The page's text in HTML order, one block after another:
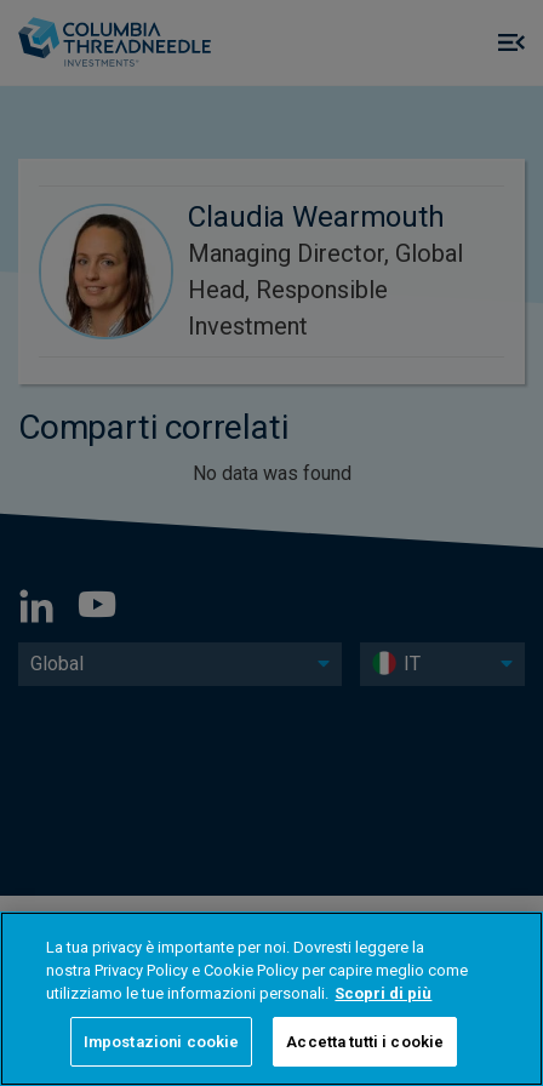
Claudia Wearmouth
Managing Director, Global
Head, Responsible
Investment
Comparti correlati
No data was found
Global IT
La tua privacy è importante per noi. Dovresti leggere la
nostra Privacy Policy e Cookie Policy per capire meglio come
utilizziamo le tue informazioni personali. Scopri di più
Impostazioni cookie Accetta tutti i cookie